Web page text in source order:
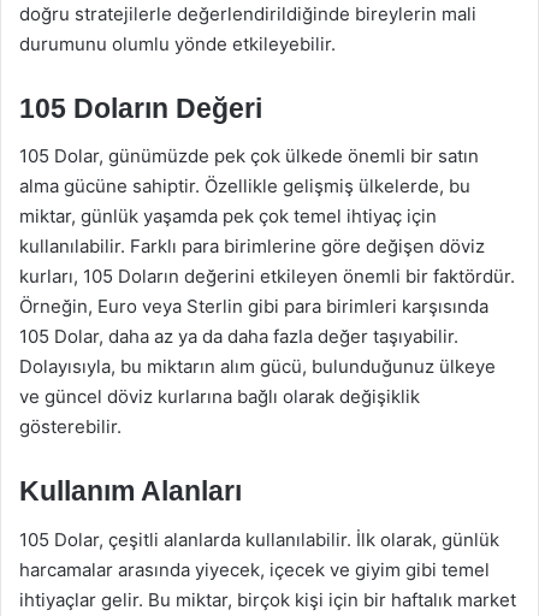
doğru stratejilerle değerlendirildiğinde bireylerin mali
durumunu olumlu yönde etkileyebilir.
105 Doların Değeri
105 Dolar, günümüzde pek çok ülkede önemli bir satın
alma gücüne sahiptir. Özellikle gelişmiş ülkelerde, bu
miktar, günlük yaşamda pek çok temel ihtiyaç için
kullanılabilir. Farklı para birimlerine göre değişen döviz
kurları, 105 Doların değerini etkileyen önemli bir faktördür.
Örneğin, Euro veya Sterlin gibi para birimleri karşısında
105 Dolar, daha az ya da daha fazla değer taşıyabilir.
Dolayısıyla, bu miktarın alım gücü, bulunduğunuz ülkeye
ve güncel döviz kurlarına bağlı olarak değişiklik
gösterebilir.
Kullanım Alanları
105 Dolar, çeşitli alanlarda kullanılabilir. İlk olarak, günlük
harcamalar arasında yiyecek, içecek ve giyim gibi temel
ihtiyaçlar gelir. Bu miktar, birçok kişi için bir haftalık market